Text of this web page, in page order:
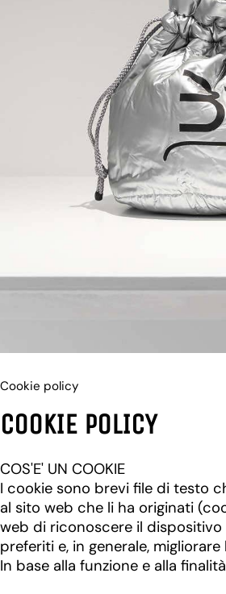
Cookie policy
COOKIE POLICY
COS'E' UN COOKIE
I cookie sono brevi file di testo
al sito web che li ha originati
web di riconoscere il dispositivo
preferiti e, in generale,
In base alla funzione e alla